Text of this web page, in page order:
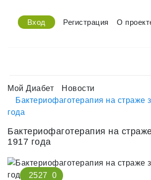
Вход Регистрация О
Мой Диабет
Новости
Бактериофаготерапия на страже
года
Бактериофаготерапия на
1917 года
2527 0